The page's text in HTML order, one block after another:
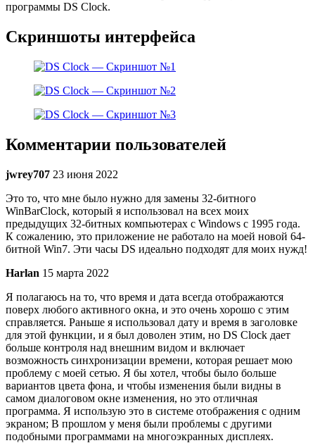
программы DS Clock.
Скриншоты интерфейса
Комментарии пользователей
jwrey707 23 июня 2022
Это то, что мне было нужно для замены 32-битного
WinBarClock, который я использовал на всех моих
предыдущих 32-битных компьютерах с Windows с 1995 года.
К сожалению, это приложение не работало на моей новой 64-
битной Win7. Эти часы DS идеально подходят для моих нужд!
Harlan 15 марта 2022
Я полагаюсь на то, что время и дата всегда отображаются
поверх любого активного окна, и это очень хорошо с этим
справляется. Раньше я использовал дату и время в заголовке
для этой функции, и я был доволен этим, но DS Clock дает
больше контроля над внешним видом и включает
возможность синхронизации времени, которая решает мою
проблему с моей сетью. Я бы хотел, чтобы было больше
вариантов цвета фона, и чтобы изменения были видны в
самом диалоговом окне изменения, но это отличная
программа. Я использую это в системе отображения с одним
экраном; В прошлом у меня были проблемы с другими
подобными программами на многоэкранных дисплеях.